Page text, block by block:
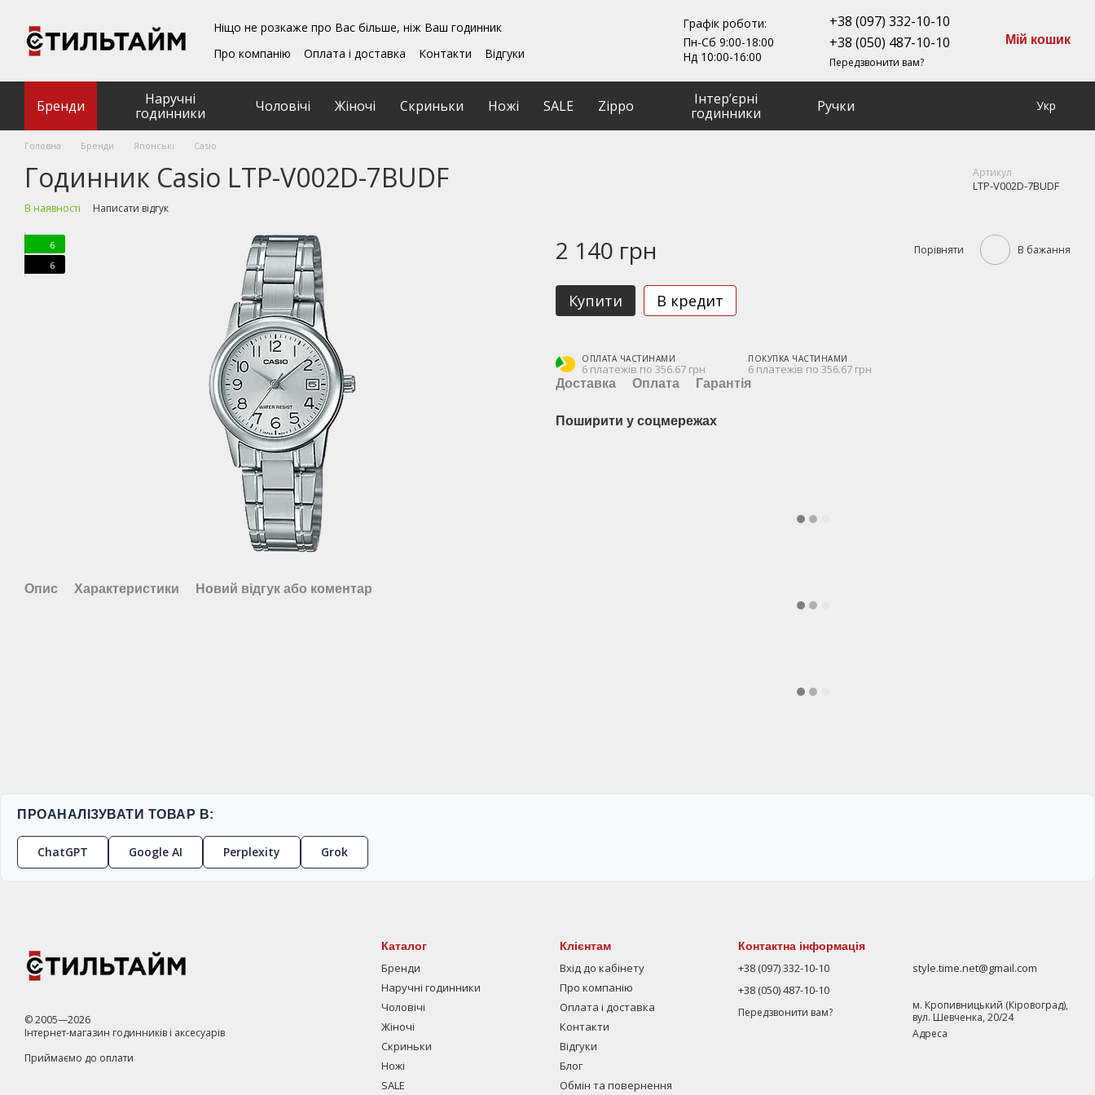
Ніщо не розкаже про Вас більше, ніж Ваш годинник
Про компанію
Оплата і доставка Контакти
Відгуки
Угода користувача
Графік роботи:
Пн-Сб 9:00-18:00
Нд 10:00-16:00
+38 (097) 332-10-10
+38 (050) 487-10-10
Передзвонити вам?
Мій кошик
Бренди
Наручні
годинники
Чоловічі Жіночі Скриньки Ножі SALE Zippo
Інтерʼєрні
годинники
Ручки Укр
Головна Бренди Японські Casio
Годинник Casio LTP-V002D-7BUDF Артикул
LTP-V002D-7BUDF
В наявності Написати відгук
6
6
Опис Характеристики Новий відгук або коментар
2 140 грн Порівняти В бажання
Купити В кредит
ОПЛАТА ЧАСТИНАМИ
6 платежів по 356.67 грн
ПОКУПКА ЧАСТИНАМИ
6 платежів по 356.67 грн
Доставка Оплата Гарантія
Поширити у соцмережах
ПРОАНАЛІЗУВАТИ ТОВАР В:
ChatGPT Google AI Perplexity Grok
© 2005—2026
Інтернет-магазин годинників і аксесуарів
Приймаємо до оплати
Каталог
Бренди
Наручні годинники
Чоловічі
Жіночі
Скриньки
Ножі
SALE
Клієнтам
Вхід до кабінету
Про компанію
Оплата і доставка
Контакти
Відгуки
Блог
Обмін та повернення
Контактна інформація
+38 (097) 332-10-10
+38 (050) 487-10-10
Передзвонити вам?
style.time.net@gmail.com
м. Кропивницький (Кіровоград),
вул. Шевченка, 20/24
Адреса